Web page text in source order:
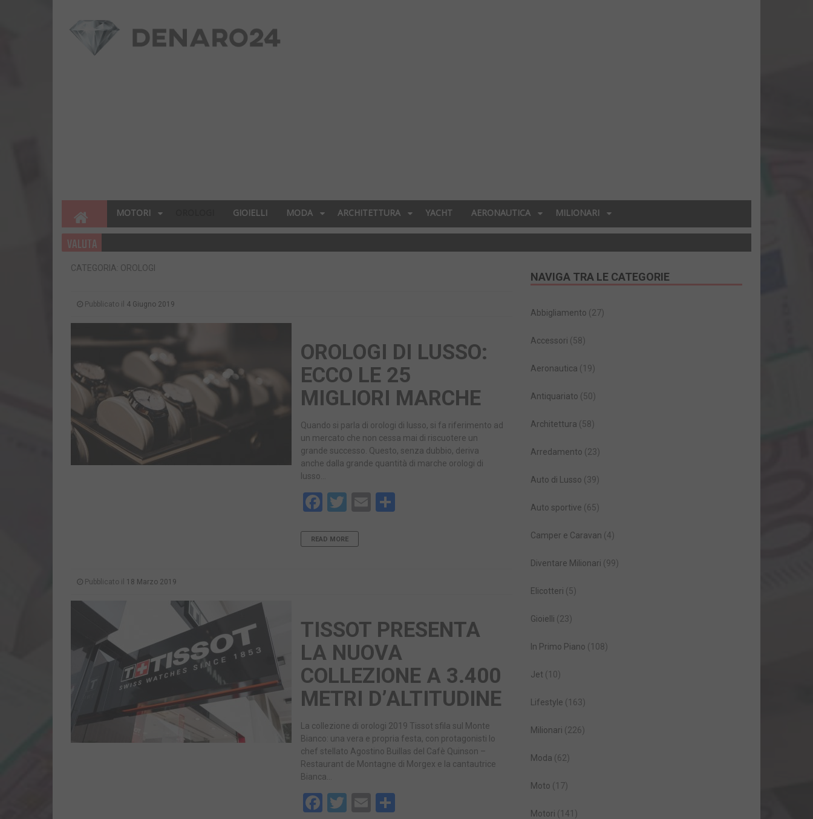
MOTORI GIOIELLI MODA ARCHITETTURA YACHT AERONAUTICA MILIONARI
VALUTA
CATEGORIA: OROLOGI
Pubblicato il 4 Giugno 2019
OROLOGI DI LUSSO:
ECCO LE 25
MIGLIORI MARCHE
Quando si parla di orologi di lusso, si fa riferimento ad
un mercato che non cessa mai di riscuotere un
grande successo. Questo, senza dubbio, deriva
anche dalla grande quantità di marche orologi di
lusso…
Facebook
TwitterEmail
READ MORE
Pubblicato il 18 Marzo 2019
TISSOT PRESENTA
LA NUOVA
COLLEZIONE A 3.400
METRI D’ALTITUDINE
La collezione di orologi 2019 Tissot sfila sul Monte
Bianco: una vera e propria festa, con protagonisti lo
chef stellato Agostino Buillas del Cafè Quinson –
Restaurant de Montagne di Morgex e la cantautrice
Bianca…
Facebook
TwitterEmail
NAVIGA TRA LE CATEGORIE
Abbigliamento (27)
Accessori (58)
Aeronautica (19)
Antiquariato (50)
Architettura (58)
Arredamento (23)
Auto di Lusso (39)
Auto sportive (65)
Camper e Caravan (4)
Diventare Milionari (99)
Elicotteri (5)
Gioielli (23)
In Primo Piano (108)
Jet (10)
Lifestyle (163)
Milionari (226)
Moda (62)
Moto (17)
Motori (141)